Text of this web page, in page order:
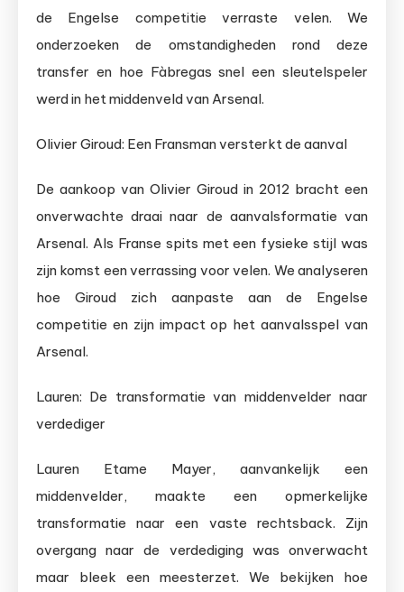
de Engelse competitie verraste velen. We
onderzoeken de omstandigheden rond deze
transfer en hoe Fàbregas snel een sleutelspeler
werd in het middenveld van Arsenal.
Olivier Giroud: Een Fransman versterkt de aanval
De aankoop van Olivier Giroud in 2012 bracht een
onverwachte draai naar de aanvalsformatie van
Arsenal. Als Franse spits met een fysieke stijl was
zijn komst een verrassing voor velen. We analyseren
hoe Giroud zich aanpaste aan de Engelse
competitie en zijn impact op het aanvalsspel van
Arsenal.
Lauren: De transformatie van middenvelder naar
verdediger
Lauren Etame Mayer, aanvankelijk een
middenvelder, maakte een opmerkelijke
transformatie naar een vaste rechtsback. Zijn
overgang naar de verdediging was onverwacht
maar bleek een meesterzet. We bekijken hoe